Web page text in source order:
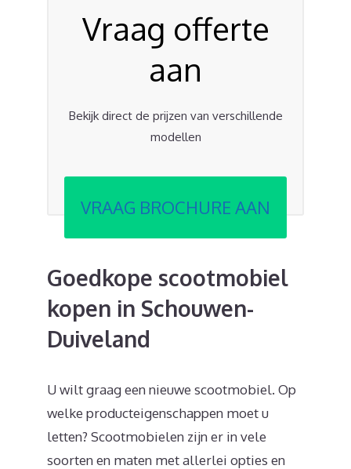
Vraag offerte
aan
Bekijk direct de prijzen van verschillende
modellen
VRAAG BROCHURE AAN
Goedkope scootmobiel
kopen in Schouwen-
Duiveland
U wilt graag een nieuwe scootmobiel. Op
welke producteigenschappen moet u
letten? Scootmobielen zijn er in vele
soorten en maten met allerlei opties en